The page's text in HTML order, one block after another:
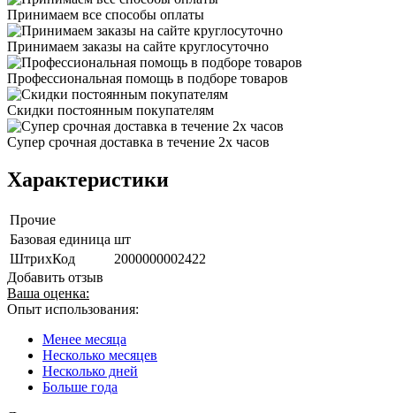
Принимаем все способы оплаты
Принимаем заказы на сайте круглосуточно
Профессиональная помощь в подборе товаров
Скидки постоянным покупателям
Супер срочная доставка в течение 2х часов
Характеристики
Прочие
Базовая единица шт
ШтрихКод
2000000002422
Добавить отзыв
Ваша оценка:
Опыт использования:
Менее месяца
Несколько месяцев
Несколько дней
Больше года